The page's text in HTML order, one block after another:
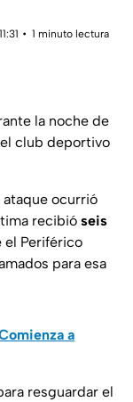
1 minuto lectura
la noche de
club deportivo
ocurrió
recibió seis
el Periférico
para esa
a
resguardar el